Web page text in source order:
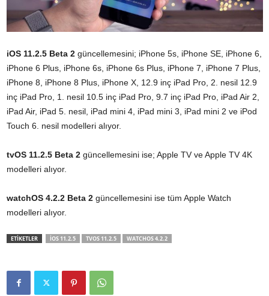
iOS 11.2.5 Beta 2 güncellemesini; iPhone 5s, iPhone SE, iPhone 6,
iPhone 6 Plus, iPhone 6s, iPhone 6s Plus, iPhone 7, iPhone 7 Plus,
iPhone 8, iPhone 8 Plus, iPhone X, 12.9 inç iPad Pro, 2. nesil 12.9
inç iPad Pro, 1. nesil 10.5 inç iPad Pro, 9.7 inç iPad Pro, iPad Air 2,
iPad Air, iPad 5. nesil, iPad mini 4, iPad mini 3, iPad mini 2 ve iPod
Touch 6. nesil modelleri alıyor.
tvOS 11.2.5 Beta 2 güncellemesini ise; Apple TV ve Apple TV 4K
modelleri alıyor.
watchOS 4.2.2 Beta 2 güncellemesini ise tüm Apple Watch
modelleri alıyor.
ETİKETLER IOS 11.2.5 TVOS 11.2.5 WATCHOS 4.2.2